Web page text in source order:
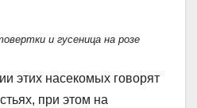
и гусеница на розе
этих насекомых говорят
при этом на